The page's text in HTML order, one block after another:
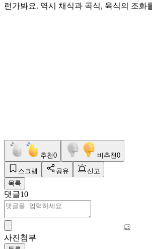
런가봐요. 역시 채식과 곡식, 육식의 조화
추천0 비추천0
스크랩 공유
신고
목록
댓글10
사진첨부